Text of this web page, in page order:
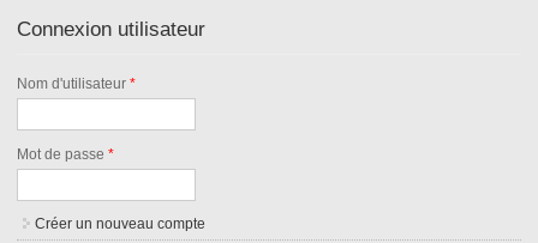
Connexion utilisateur
Nom d'utilisateur*
Mot de passe*
Créer un nouveau compte